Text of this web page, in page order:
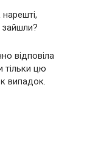
відповіла
тільки цю
випадок.